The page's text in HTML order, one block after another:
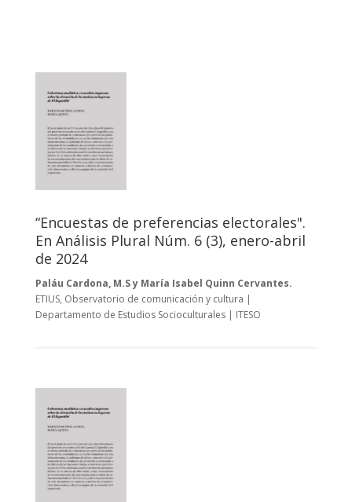
“Encuestas de preferencias electorales".
En Análisis Plural Núm. 6 (3), enero-abril
de 2024
Paláu Cardona, M.S y María Isabel Quinn Cervantes.
ETIUS, Observatorio de comunicación y cultura |
Departamento de Estudios Socioculturales | ITESO